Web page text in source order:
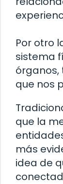
Por otro
sistema
órganos,
que nos
que la
más
idea de